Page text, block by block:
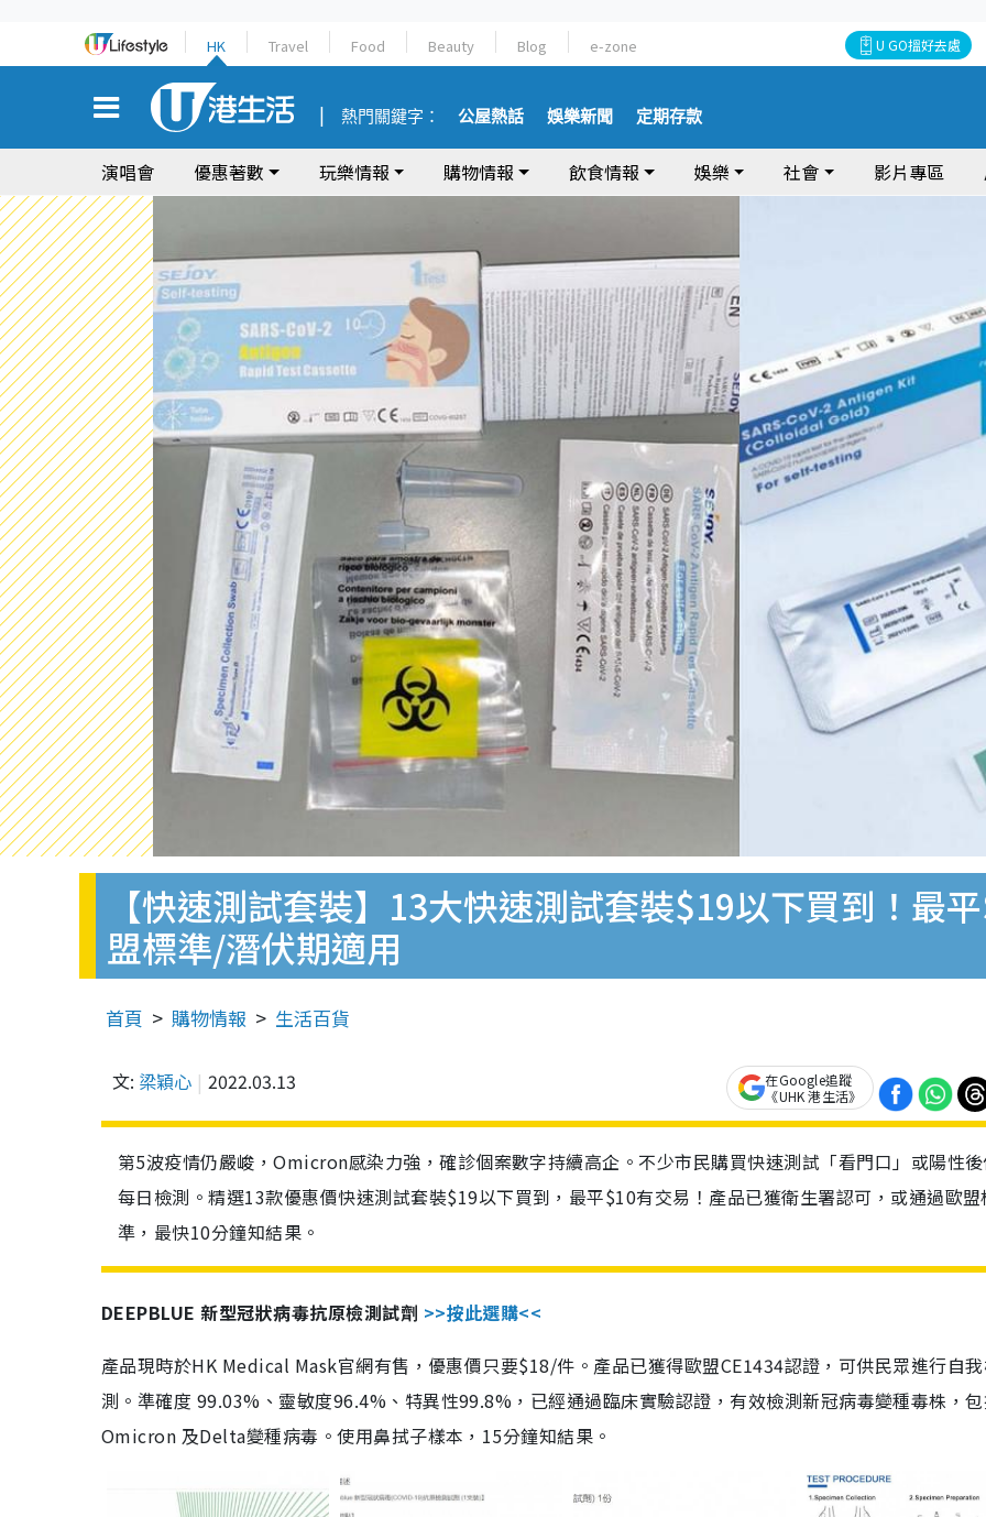
HK Travel Food Beauty Blog e-zone U GO搵好去處
熱門關鍵字： 公屋熱話 娛樂新聞 定期存款
演唱會 優惠著數 玩樂情報 購物情報 飲食情報 娛樂 社會 影片專區
【快速測試套裝】13大快速測試套裝$19以下買到！最
盟標準/潛伏期適用
首頁 購物情報 生活百貨
文: 梁穎心 2022.03.13
在Google追蹤
《UHK 港生活》
第5波疫情仍嚴峻，Omicron感染力強，確診個案數字持續高企。不少市民購買快速測試「看門口」或陽性
每日檢測。精選13款優惠價快速測試套裝$19以下買到，最平$10有交易！產品已獲衛生署認可，或通過歐盟
準，最快10分鐘知結果。
DEEPBLUE 新型冠狀病毒抗原檢測試劑 >>按此選購<<
產品現時於HK Medical Mask官網有售，優惠價只要$18/件。產品已獲得歐盟CE1434認證，可供民眾進行自
測。準確度 99.03%、靈敏度96.4%、特異性99.8%，已經通過臨床實驗認證，有效檢測新冠病毒變種毒株，
Omicron 及Delta變種病毒。使用鼻拭子樣本，15分鐘知結果。